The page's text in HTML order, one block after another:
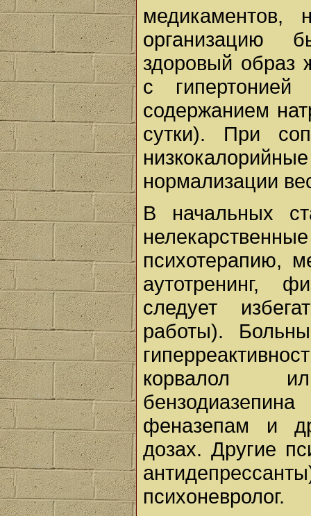
медикаментов,
организацию
здоровый образ
с
содержанием
сутки). При
нормализации
В начальных
психотерапию,
аутотренинг,
следует
работы).
корвалол
феназепам и
дозах. Другие
психоневролог.